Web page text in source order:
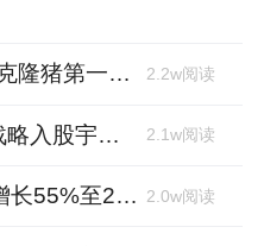
牧原、联想投了“中国克隆猪第一人”，中科奥格完成超2亿元A3轮融资 2.2w阅读
梁文锋携DeepSeek战略入股宇树科技，斥资1.4亿锁定3年 2.1w阅读
宁德时代上半年营收增长55%至2769亿元、日赚超2亿，中期分红近62亿元 2.0w阅读